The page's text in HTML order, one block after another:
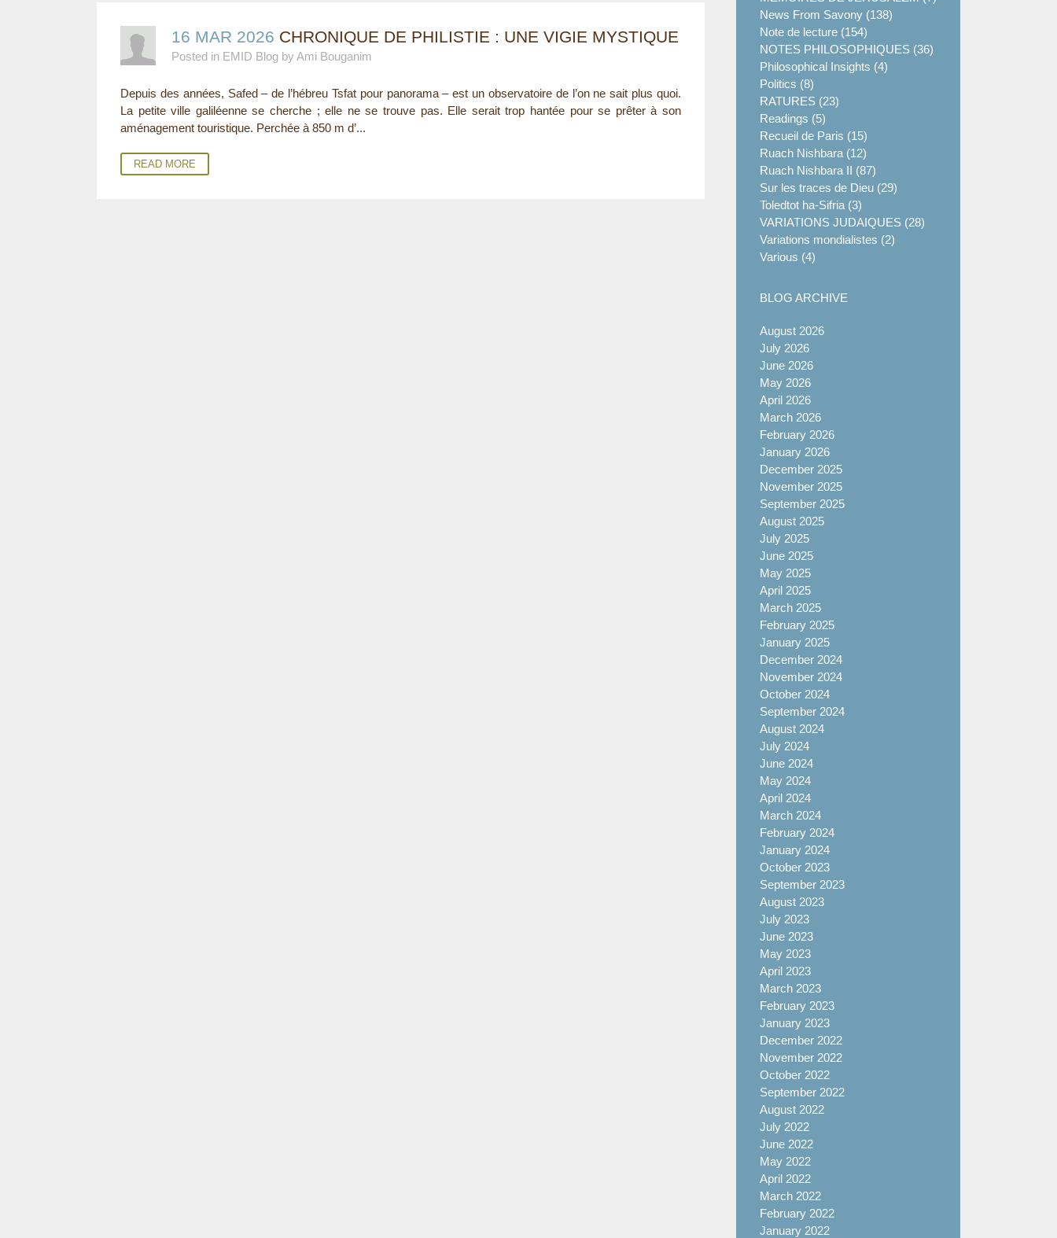
News From Savony (138)
Note de lecture (154)
NOTES PHILOSOPHIQUES (36)
Philosophical Insights (4)
Politics (8)
RATURES (23)
Readings (5)
Recueil de Paris (15)
Ruach Nishbara (12)
Ruach Nishbara II (87)
Sur les traces de Dieu (29)
Toledtot ha-Sifria (3)
VARIATIONS JUDAIQUES (28)
Variations mondialistes (2)
Various (4)
BLOG ARCHIVE
August 2026
July 2026
June 2026
May 2026
April 2026
March 2026
February 2026
January 2026
December 2025
November 2025
September 2025
August 2025
July 2025
June 2025
May 2025
April 2025
March 2025
February 2025
January 2025
December 2024
November 2024
October 2024
September 2024
August 2024
July 2024
June 2024
May 2024
April 2024
March 2024
February 2024
January 2024
October 2023
September 2023
August 2023
July 2023
June 2023
May 2023
April 2023
March 2023
February 2023
January 2023
December 2022
November 2022
October 2022
September 2022
August 2022
July 2022
June 2022
May 2022
April 2022
March 2022
February 2022
January 2022
16 MAR 2026 CHRONIQUE DE PHILISTIE : UNE VIGIE MYSTIQUE
Posted in EMID Blog by Ami Bouganim
Depuis des années, Safed – de l’hébreu Tsfat pour panorama – est un observatoire de l’on ne sait plus quoi.
La petite ville galiléenne se cherche ; elle ne se trouve pas. Elle serait trop hantée pour se prêter à son
aménagement touristique. Perchée à 850 m d’...
READ MORE